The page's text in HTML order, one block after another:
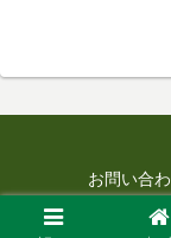
お問い合
©